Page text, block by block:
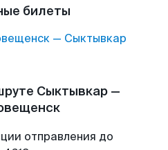
билеты
— Сыктывкар
Сыктывкар —
отправления до